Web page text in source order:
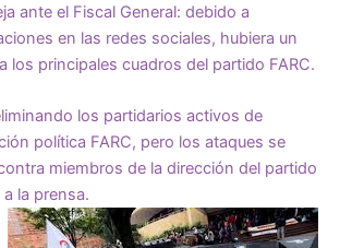
ante el Fiscal General: debido a
en las redes sociales, hubiera un
los principales cuadros del partido FARC.
los partidarios activos de
política FARC, pero los ataques se
miembros de la dirección del partido
la prensa.